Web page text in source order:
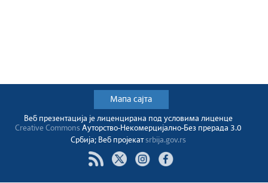
Мапа сајта
Веб презентација jе лиценциранa под условима лиценце
Creative CommonsАуторство-Некомерцијално-Без прерада 3.0
Србија; Веб пројекатsrbija.gov.rs